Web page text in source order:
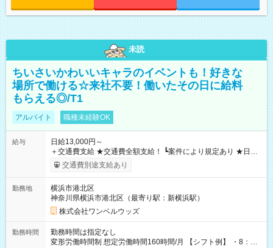
未読
ちいさいかわいいキャラのイベントも！好きな
場所で働ける☆来社不要！働いたその日に給料
もらえる◎/T1
アルバイト 職種未経験OK
給与
日給13,000円～
＋交通費支給 ★交通費全額支給！ ┗案件により規定あり ★日払
いOK！（規定あり） ┗働いたその日に現金GET♪ お仕事後はコ
ンビニATMから 日払い分を引き落とせます！ 【試用期間】試
交通費別途支給あり
勤務地
横浜市港北区
神奈川県横浜市港北区（最寄り駅：新横浜駅）
株式会社ワンベルウッズ
勤務時間
勤務時間は指定なし
変形労働時間制 想定労働時間160時間/月 【シフト例】 ・8：00